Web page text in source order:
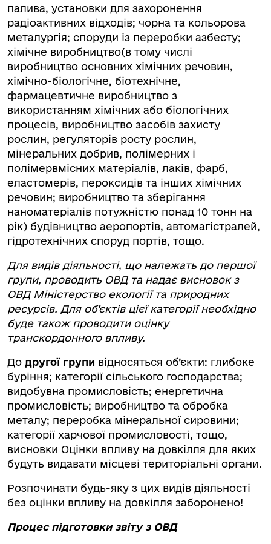
палива, установки для захоронення
радіоактивних відходів; чорна та кольорова
металургія; споруди із переробки азбесту;
хімічне виробництво(в тому числі
виробництво основних хімічних речовин,
хімічно-біологічне, біотехнічне,
фармацевтичне виробництво з
використанням хімічних або біологічних
процесів, виробництво засобів захисту
рослин, регуляторів росту рослин,
мінеральних добрив, полімерних і
полімервмісних матеріалів, лаків, фарб,
еластомерів, пероксидів та інших хімічних
речовин; виробництво та зберігання
наноматеріалів потужністю понад 10 тонн на
рік) будівництво аеропортів, автомагістралей,
гідротехнічних споруд портів, тощо.
Для видів діяльності, що належать до першої
групи, проводить ОВД та надає висновок з
ОВД Міністерство екології та природних
ресурсів. Для об’єктів цієї категорії необхідно
буде також проводити оцінку
транскордонного впливу.
До другої групи відносяться об’єкти: глибоке
буріння; категорії сільського господарства;
видобувна промисловість; енергетична
промисловість; виробництво та обробка
металу; переробка мінеральної сировини;
категорії харчової промисловості, тощо,
висновки Оцінки впливу на довкілля для яких
будуть видавати місцеві територіальні органи.
Розпочинати будь-яку з цих видів діяльності
без оцінки впливу на довкілля заборонено!
Процес підготовки звіту з ОВД